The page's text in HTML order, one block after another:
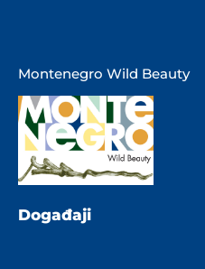
Montenegro Wild Beauty
Događaji